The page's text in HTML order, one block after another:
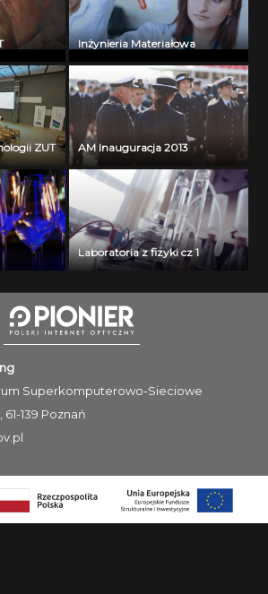
Inżynieria Materiałowa
ZUT AM Inauguracja 2013
Laboratoria z fizyki cz 1
Superkomputerowo-Sieciowe
61-139 Poznań